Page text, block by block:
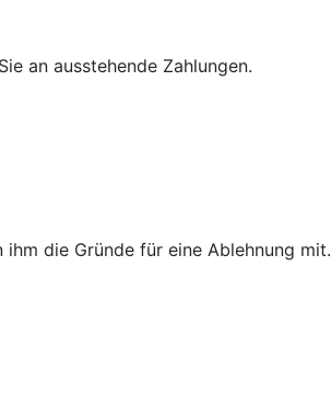
an ausstehende Zahlungen.
die Gründe für eine Ablehnung mit.